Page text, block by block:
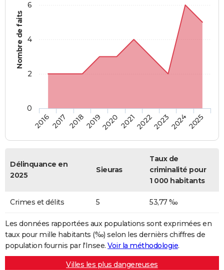
Nombre de faits
20162017 20182019202020212022202320242025
0
2
4
6
Délinquance en
2025
Sieuras
Taux de
criminalité pour
1 000 habitants
Crimes et délits 5 53,77 ‰
Les données rapportées aux populations sont exprimées en
taux pour mille habitants (‰) selon les dernièrs chiffres de
population fournis par l'Insee. Voir la méthodologie.
Villes les plus dangereuses